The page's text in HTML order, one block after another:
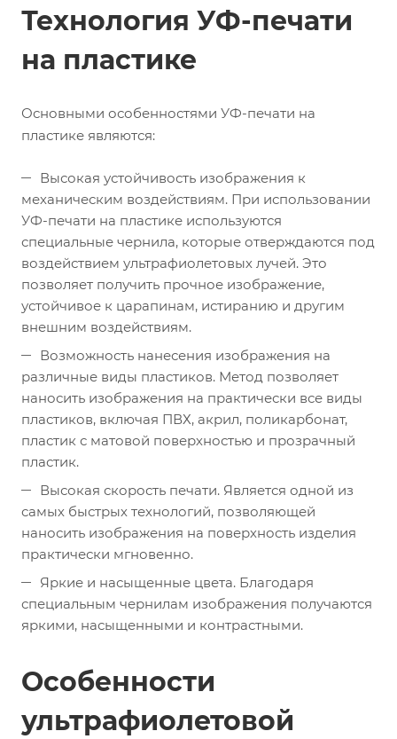
Технология УФ-печати
на пластике
Основными особенностями УФ-печати на
пластике являются:
Высокая устойчивость изображения к
механическим воздействиям. При использовании
УФ-печати на пластике используются
специальные чернила, которые отверждаются под
воздействием ультрафиолетовых лучей. Это
позволяет получить прочное изображение,
устойчивое к царапинам, истиранию и другим
внешним воздействиям.
Возможность нанесения изображения на
различные виды пластиков. Метод позволяет
наносить изображения на практически все виды
пластиков, включая ПВХ, акрил, поликарбонат,
пластик с матовой поверхностью и прозрачный
пластик.
Высокая скорость печати. Является одной из
самых быстрых технологий, позволяющей
наносить изображения на поверхность изделия
практически мгновенно.
Яркие и насыщенные цвета. Благодаря
специальным чернилам изображения получаются
яркими, насыщенными и контрастными.
Особенности
ультрафиолетовой